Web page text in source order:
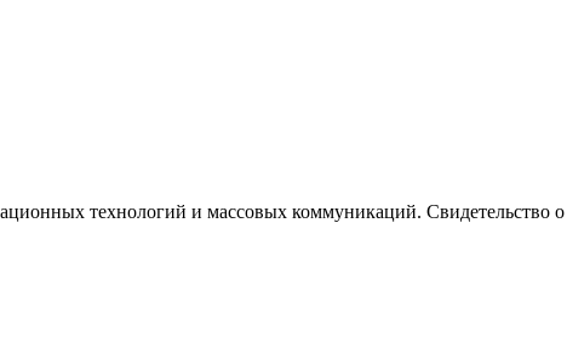
технологий и массовых коммуникаций.